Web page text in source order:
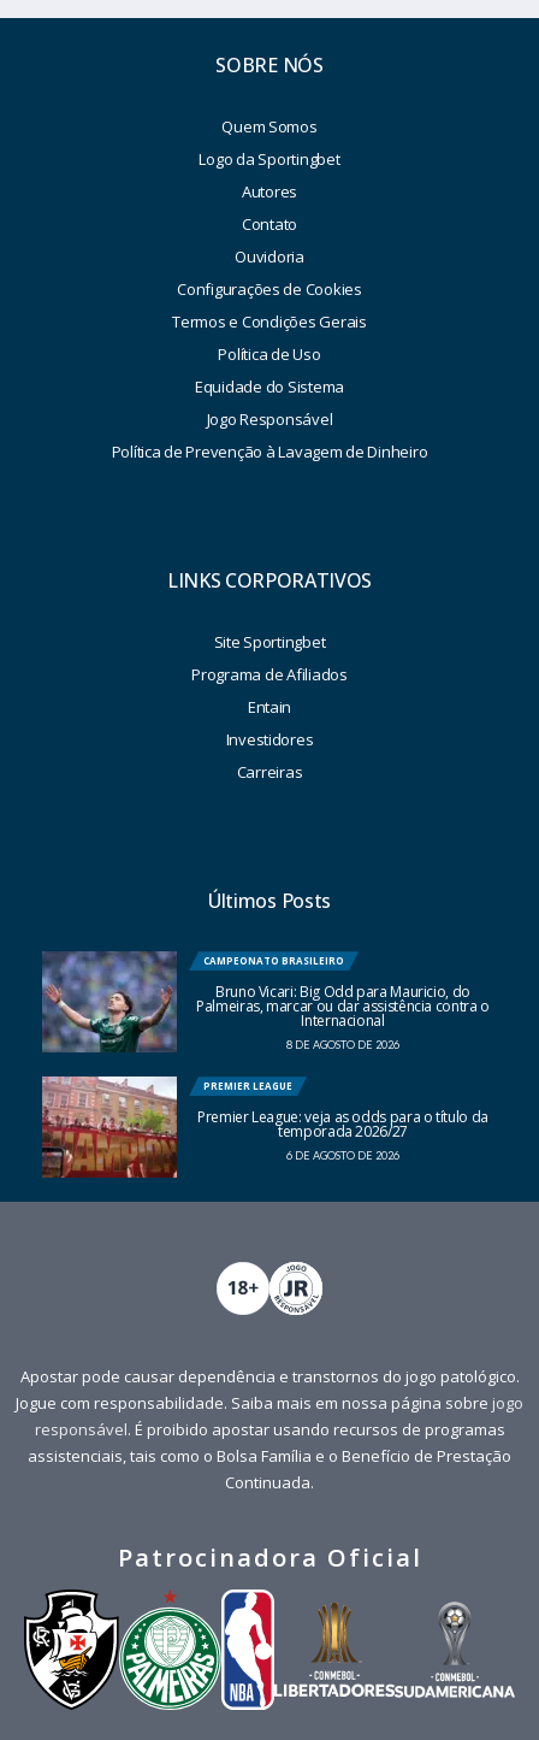
SOBRE NÓS
Quem Somos
Logo da Sportingbet
Autores
Contato
Ouvidoria
Configurações de Cookies
Termos e Condições Gerais
Política de Uso
Equidade do Sistema
Jogo Responsável
Política de Prevenção à Lavagem de Dinheiro
LINKS CORPORATIVOS
Site Sportingbet
Programa de Afiliados
Entain
Investidores
Carreiras
Últimos Posts
CAMPEONATO BRASILEIRO
Bruno Vicari: Big Odd para Mauricio, do
Palmeiras, marcar ou dar assistência contra o
Internacional
8 DE AGOSTO DE 2026
PREMIER LEAGUE
Premier League: veja as odds para o título da
temporada 2026/27
6 DE AGOSTO DE 2026
Apostar pode causar dependência e transtornos do jogo patológico.
Jogue com responsabilidade. Saiba mais em nossa página sobre jogo
responsável. É proibido apostar usando recursos de programas
assistenciais, tais como o Bolsa Família e o Benefício de Prestação
Continuada.
Patrocinadora Oficial